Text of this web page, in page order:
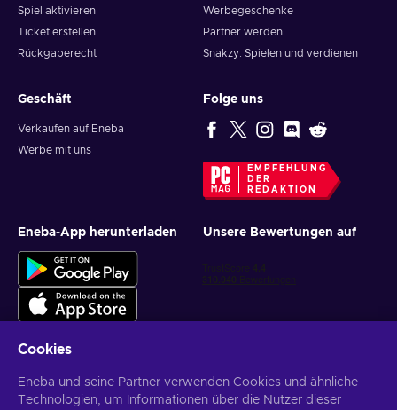
Spiel aktivieren
Ticket erstellen
Rückgaberecht
Werbegeschenke
Partner werden
Snakzy: Spielen und verdienen
Geschäft
Verkaufen auf Eneba
Werbe mit uns
Folge uns
EMPFEHLUNG
DER
REDAKTION
Eneba-App herunterladen Unsere Bewertungen auf
Cookies
Eneba und seine Partner verwenden Cookies und ähnliche
Technologien, um Informationen über die Nutzer dieser